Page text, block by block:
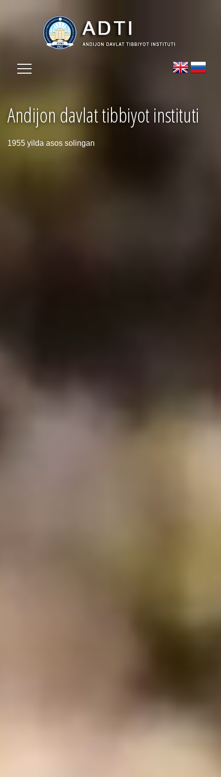
Andijon davlat tibbiyot instituti
1955 yilda asos solingan